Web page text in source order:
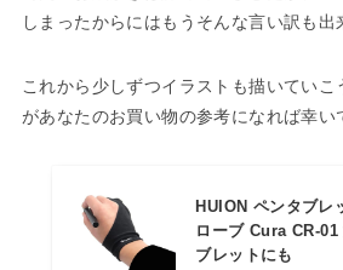
しまったからにはもうそんな言い訳も出
これから少しずつイラストも描いてい
があなたのお買い物の参考になれば幸い
HUION ペンタブレ
ローブ Cura CR-
ブレットにも